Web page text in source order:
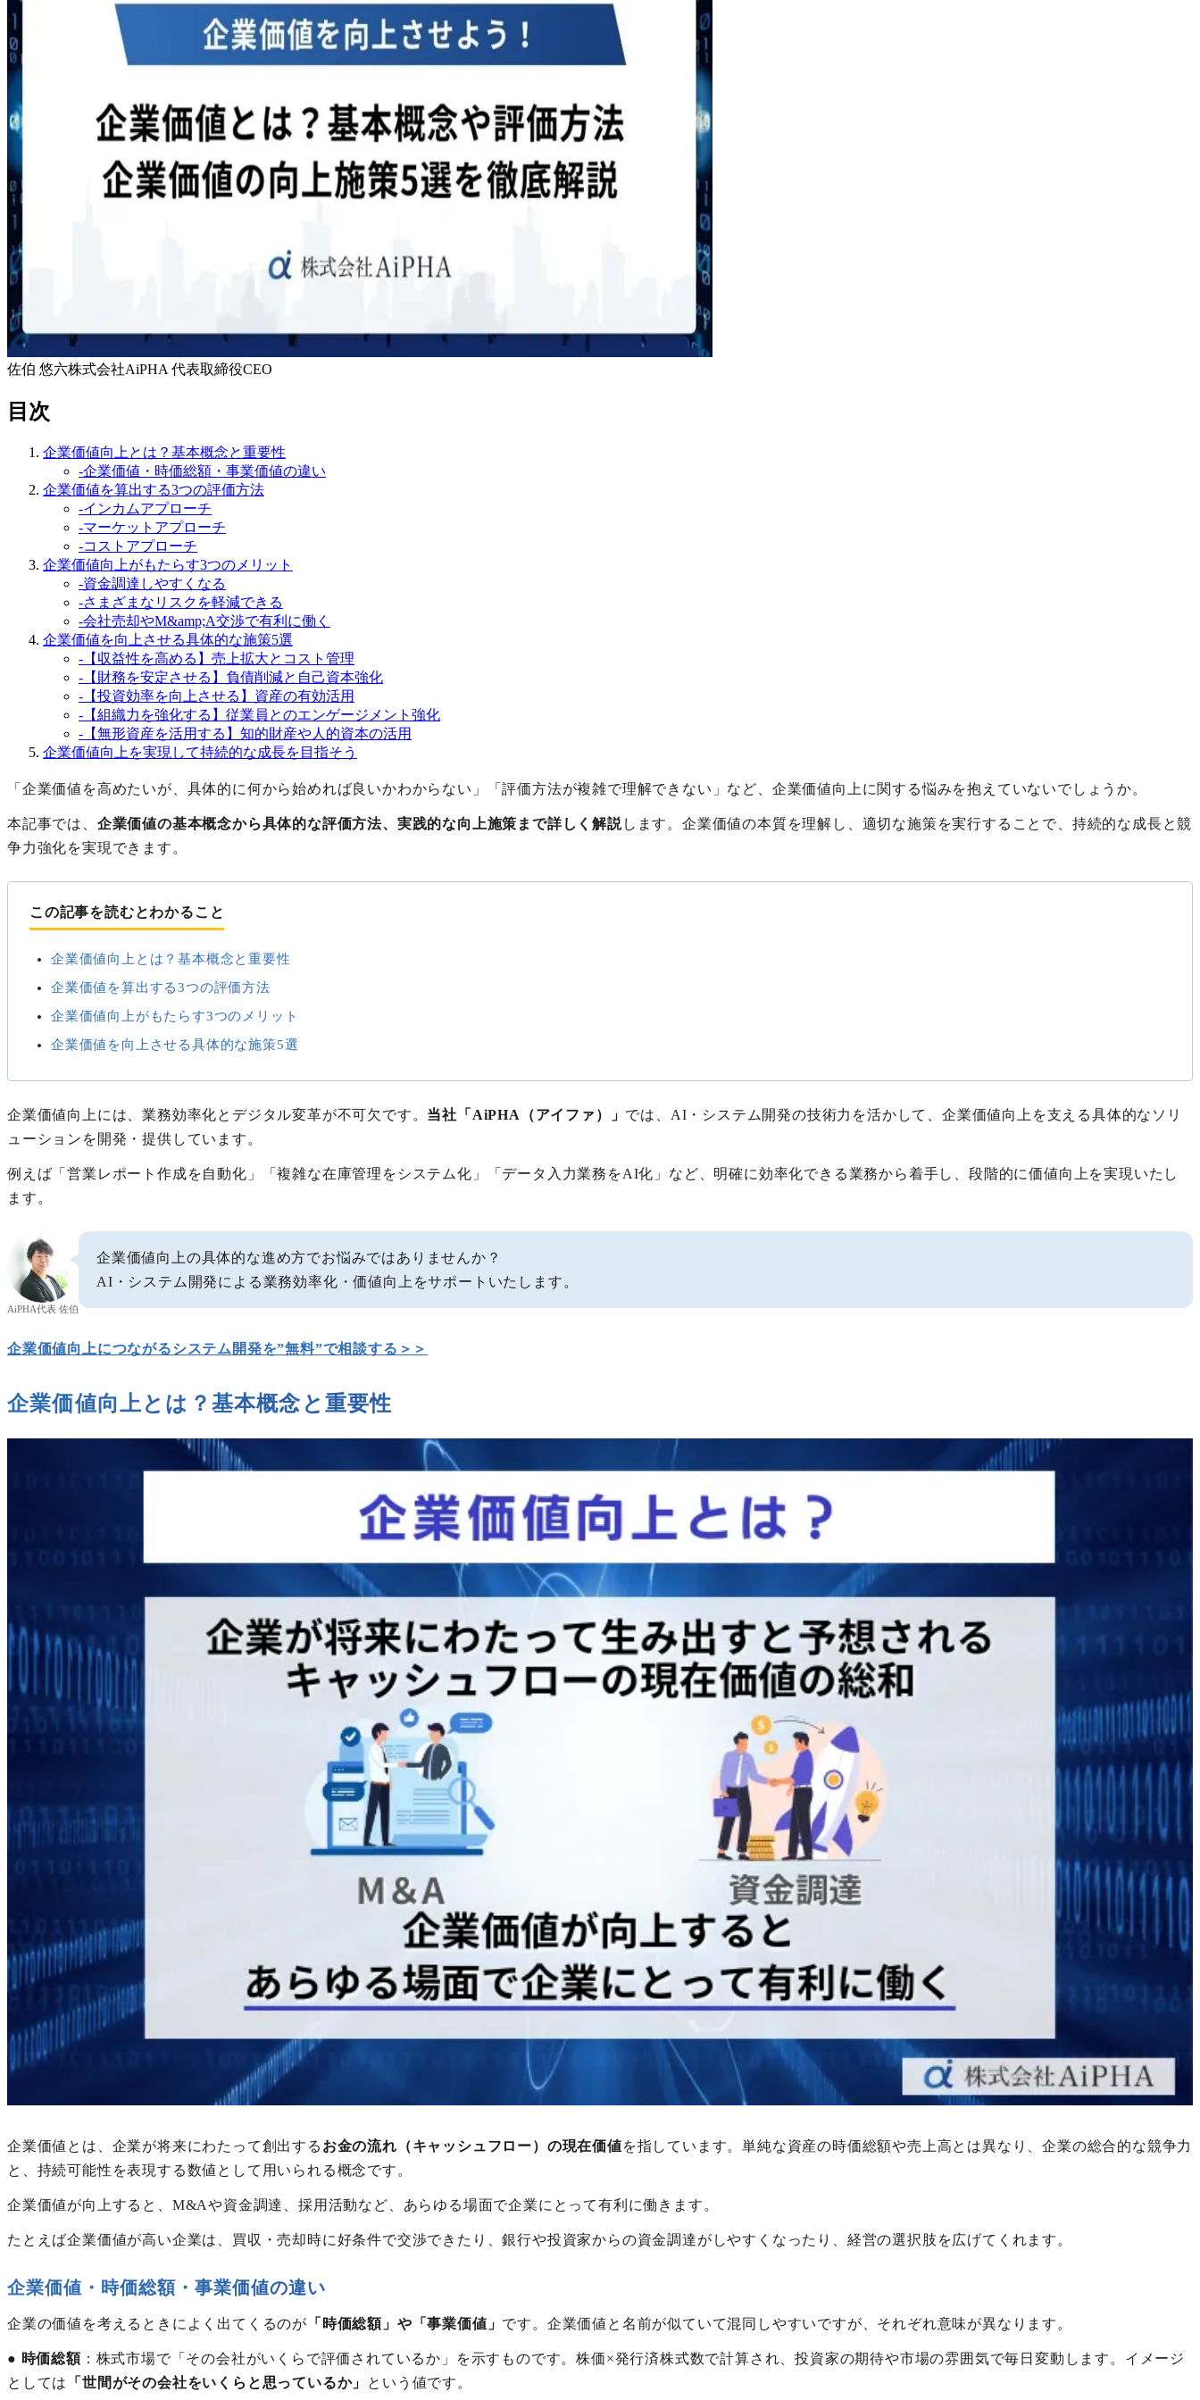
佐伯 悠六株式会社AiPHA 代表取締役CEO
目次
企業価値向上とは？基本概念と重要性
-企業価値・時価総額・事業価値の違い
企業価値を算出する3つの評価方法
-インカムアプローチ
-マーケットアプローチ
-コストアプローチ
企業価値向上がもたらす3つのメリット
-資金調達しやすくなる
-さまざまなリスクを軽減できる
-会社売却やM&amp;A交渉で有利に働く
企業価値を向上させる具体的な施策5選
- 【収益性を高める】売上拡大とコスト管理
- 【財務を安定させる】負債削減と自己資本強化
- 【投資効率を向上させる】資産の有効活用
- 【組織力を強化する】従業員とのエンゲージメント強化
- 【無形資産を活用する】知的財産や人的資本の活用
企業価値向上を実現して持続的な成長を目指そう
「企業価値を高めたいが、具体的に何から始めれば良いかわからない」「評価方法が複雑で理解できない」など、企業価値向上に関する悩みを抱えていないでしょうか。
本記事では、 企業価値の基本概念から具体的な評価方法、実践的な向上施策まで詳しく解説します。企業価値の本質を理解し、適切な施策を実行することで、持続的な成長と競
争力強化を実現できます。
この記事を読むとわかること
企業価値向上とは？基本概念と重要性
企業価値を算出する3つの評価方法
企業価値向上がもたらす3つのメリット
企業価値を向上させる具体的な施策5選
企業価値向上には、業務効率化とデジタル変革が不可欠です。 当社「AiPHA（アイファ）」 では、AI・システム開発の技術力を活かして、企業価値向上を支える具体的なソリ
ューションを開発・提供しています。
例えば「営業レポート作成を自動化」「複雑な在庫管理をシステム化」「データ入力業務をAI化」など、明確に効率化できる業務から着手し、段階的に価値向上を実現いたし
ます。
AiPHA代表 佐伯
企業価値向上の具体的な進め方でお悩みではありませんか？
AI・システム開発による業務効率化・価値向上をサポートいたします。
企業価値向上につながるシステム開発を”無料”で相談する＞＞
企業価値向上とは？基本概念と重要性
企業価値とは、企業が将来にわたって創出する お金の流れ（キャッシュフロー）の現在価値を指しています。単純な資産の時価総額や売上高とは異なり、企業の総合的な競争力
と、持続可能性を表現する数値として用いられる概念です。
企業価値が向上すると、M&Aや資金調達、採用活動など、あらゆる場面で企業にとって有利に働きます。
たとえば企業価値が高い企業は、買収・売却時に好条件で交渉できたり、銀行や投資家からの資金調達がしやすくなったり、経営の選択肢を広げてくれます。
企業価値・時価総額・事業価値の違い
企業の価値を考えるときによく出てくるのが 「時価総額」や「事業価値」 です。企業価値と名前が似ていて混同しやすいですが、それぞれ意味が異なります。
● 時価総額：株式市場で「その会社がいくらで評価されているか」を示すものです。株価×発行済株式数で計算され、投資家の期待や市場の雰囲気で毎日変動します。イメージ
としては
「世間がその会社をいくらと思っているか」 という値です。